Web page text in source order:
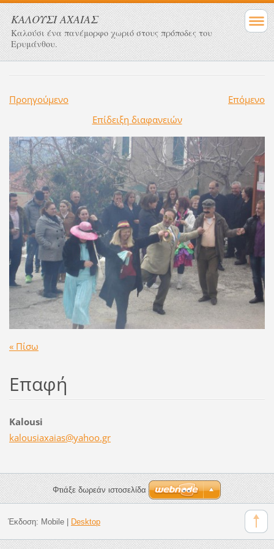
ΚΑΛΟΥΣΙ ΑΧΑΙΑΣ
Καλούσι ένα πανέμορφο χωριό στους πρόποδες του
Ερυμάνθου.
Προηγούμενο
Επόμενο
Επίδειξη διαφανειών
« Πίσω
Επαφή
Kalousi
kalousiaxaias@yahoo.gr
Φτιάξε δωρεάν ιστοσελίδα
Έκδοση: Mobile| Desktop